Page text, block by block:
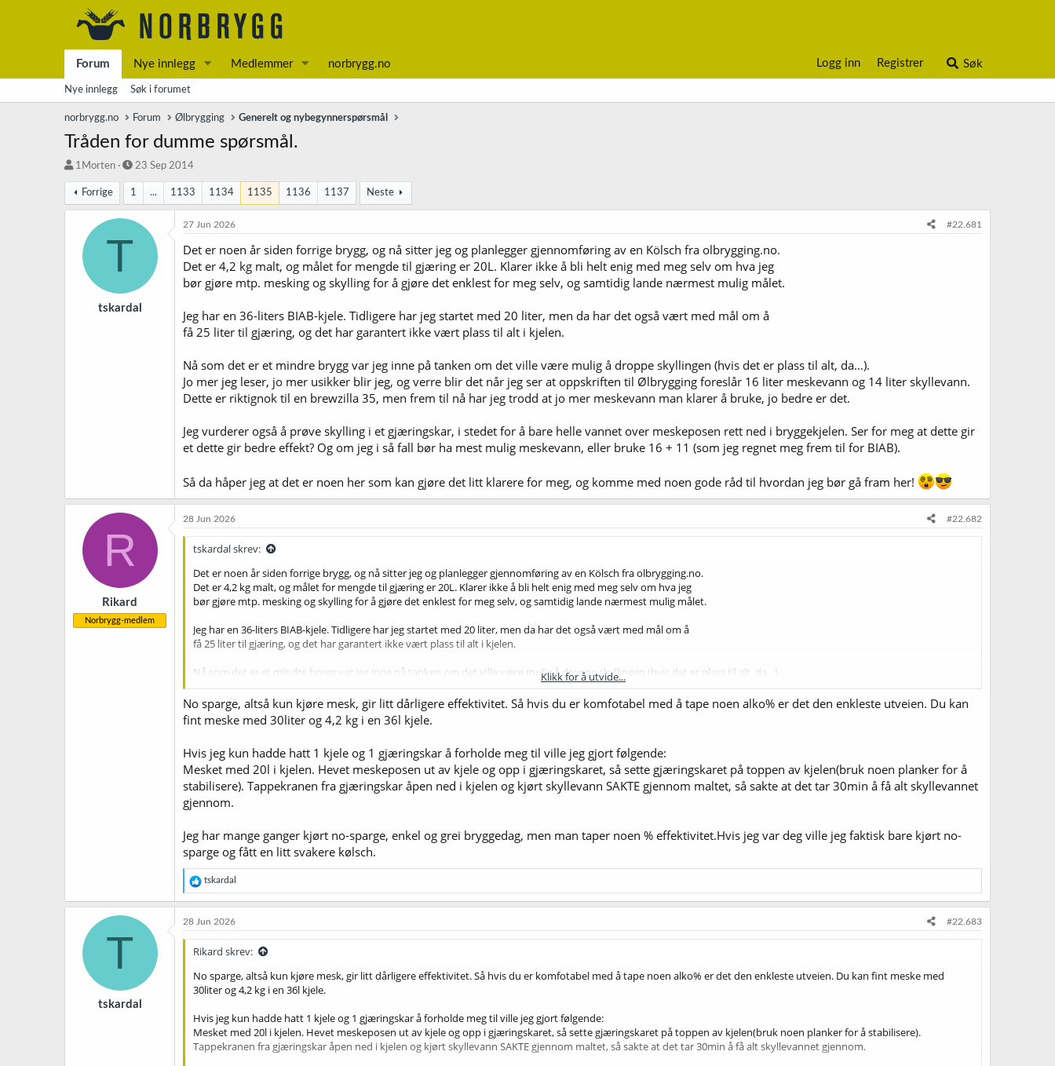
Forum Nye innlegg Medlemmer norbrygg.no Logg inn Registrer Søk
Nye innlegg Søk i forumet
norbrygg.no Forum Ølbrygging Generelt og nybegynnerspørsmål
Tråden for dumme spørsmål.
T
å
d
1Morten
S
a
r
t
23 Sep 2014
Forrige 1 ... 1133 1134 1135 1136 1137 Neste
T
tskardal
27 Jun 2026 #22.681
Det er noen år siden forrige brygg, og nå sitter jeg og planlegger gjennomføring av en Kölsch fra olbrygging.no.
Det er 4,2 kg malt, og målet for mengde til gjæring er 20L. Klarer ikke å bli helt enig med meg selv om hva jeg
bør gjøre mtp. mesking og skylling for å gjøre det enklest for meg selv, og samtidig lande nærmest mulig målet.
Jeg har en 36-liters BIAB-kjele. Tidligere har jeg startet med 20 liter, men da har det også vært med mål om å
få 25 liter til gjæring, og det har garantert ikke vært plass til alt i kjelen.
Nå som det er et mindre brygg var jeg inne på tanken om det ville være mulig å droppe skyllingen (hvis det er plass til alt, da…).
Jo mer jeg leser, jo mer usikker blir jeg, og verre blir det når jeg ser at oppskriften til Ølbrygging foreslår 16 liter meskevann og 14 liter skyllevann.
Dette er riktignok til en brewzilla 35, men frem til nå har jeg trodd at jo mer meskevann man klarer å bruke, jo bedre er det.
Jeg vurderer også å prøve skylling i et gjæringskar, i stedet for å bare helle vannet over meskeposen rett ned i bryggekjelen. Ser for meg at dette gir
et dette gir bedre effekt? Og om jeg i så fall bør ha mest mulig meskevann, eller bruke 16 + 11 (som jeg regnet meg frem til for BIAB).
Så da håper jeg at det er noen her som kan gjøre det litt klarere for meg, og komme med noen gode råd til hvordan jeg bør gå fram her!
R
Rikard
Norbrygg-medlem
28 Jun 2026 #22.682
tskardal skrev:
Det er noen år siden forrige brygg, og nå sitter jeg og planlegger gjennomføring av en Kölsch fra olbrygging.no.
Det er 4,2 kg malt, og målet for mengde til gjæring er 20L. Klarer ikke å bli helt enig med meg selv om hva jeg
bør gjøre mtp. mesking og skylling for å gjøre det enklest for meg selv, og samtidig lande nærmest mulig målet.
Jeg har en 36-liters BIAB-kjele. Tidligere har jeg startet med 20 liter, men da har det også vært med mål om å
få 25 liter til gjæring, og det har garantert ikke vært plass til alt i kjelen.
Nå som det er et mindre brygg var jeg inne på tanken om det ville være mulig å droppe skyllingen (hvis det er plass til alt, da…).
Jo mer jeg leser, jo mer usikker blir jeg, og verre blir det når jeg ser at oppskriften til Ølbrygging foreslår 16 liter meskevann og 14 liter skyllevann. Dette er riktignok til en
brewzilla 35, men frem til nå har jeg trodd at jo mer meskevann man klarer å bruke, jo bedre er det.
Jeg vurderer også å prøve skylling i et gjæringskar, i stedet for å bare helle vannet over meskeposen rett ned i bryggekjelen. Ser for meg at dette gir et dette gir bedre
Så da håper jeg at det er noen her som kan gjøre det litt klarere for meg, og komme med noen gode råd til hvordan jeg bør gå fram her!
Klikk for å utvide...
No sparge, altså kun kjøre mesk, gir litt dårligere effektivitet. Så hvis du er komfotabel med å tape noen alko% er det den enkleste utveien. Du kan
fint meske med 30liter og 4,2 kg i en 36l kjele.
Hvis jeg kun hadde hatt 1 kjele og 1 gjæringskar å forholde meg til ville jeg gjort følgende:
Mesket med 20l i kjelen. Hevet meskeposen ut av kjele og opp i gjæringskaret, så sette gjæringskaret på toppen av kjelen(bruk noen planker for å
stabilisere). Tappekranen fra gjæringskar åpen ned i kjelen og kjørt skyllevann SAKTE gjennom maltet, så sakte at det tar 30min å få alt skyllevannet
gjennom.
Jeg har mange ganger kjørt no-sparge, enkel og grei bryggedag, men man taper noen % effektivitet.Hvis jeg var deg ville jeg faktisk bare kjørt no-
sparge og fått en litt svakere kølsch.
R
e
a
j
o
e
r
tskardal
T
tskardal
28 Jun 2026 #22.683
Rikard skrev:
No sparge, altså kun kjøre mesk, gir litt dårligere effektivitet. Så hvis du er komfotabel med å tape noen alko% er det den enkleste utveien. Du kan fint meske med
30liter og 4,2 kg i en 36l kjele.
Hvis jeg kun hadde hatt 1 kjele og 1 gjæringskar å forholde meg til ville jeg gjort følgende:
Mesket med 20l i kjelen. Hevet meskeposen ut av kjele og opp i gjæringskaret, så sette gjæringskaret på toppen av kjelen(bruk noen planker for å stabilisere).
Tappekranen fra gjæringskar åpen ned i kjelen og kjørt skyllevann SAKTE gjennom maltet, så sakte at det tar 30min å få alt skyllevannet gjennom.